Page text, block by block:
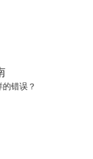
错误？